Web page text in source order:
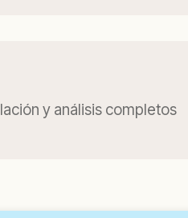
y análisis completos